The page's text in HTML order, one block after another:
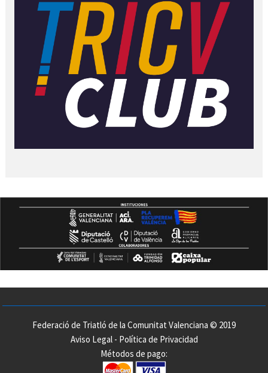
Federació de Triatló de la Comunitat Valenciana © 2019
Aviso Legal- Política de Privacidad
Métodos de pago: